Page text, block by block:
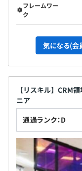
フレームワー
ク
気になる(会
【リスキル】CRM
ニア
通過ランク：D